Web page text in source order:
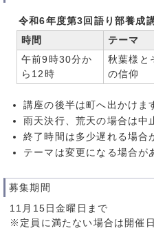
令和6年度第3回語り部養成
時間
テーマ
午前9時30分か
ら12時
秋葉様と
の信仰
講座の後半は町へ出かけま
雨天決行、荒天の場合は中
終了時間は多少遅れる場合
テーマは変更になる場合が
募集期間
11月15日金曜日まで
※定員に満たない場合は開催